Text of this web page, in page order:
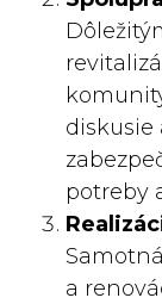
diskusie
potreby
a